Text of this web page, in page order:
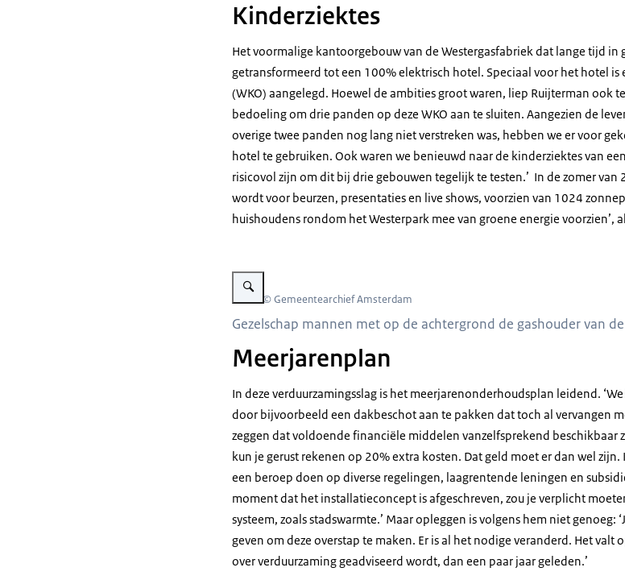
Kinderziektes
Het voormalige kantoorgebouw van de Westergasfabriek dat lange tijd in
getransformeerd tot een 100% elektrisch hotel. Speciaal voor het hotel
(WKO) aangelegd. Hoewel de ambities groot waren, liep Ruijterman ook
bedoeling om drie panden op deze WKO aan te sluiten. Aangezien de
overige twee panden nog lang niet verstreken was, hebben we er voor
hotel te gebruiken. Ook waren we benieuwd naar de kinderziektes van
risicovol zijn om dit bij drie gebouwen tegelijk te testen.’ In de zomer
wordt voor beurzen, presentaties en live shows, voorzien van 1024
huishoudens rondom het Westerpark mee van groene energie voorzien’,
Vergroot afbeelding Gezelschap mannen met op de achtergrond de gashouder van
Beeld: © Gemeentearchief Amsterdam
Gezelschap mannen met op de achtergrond de gashouder van
Meerjarenplan
In deze verduurzamingsslag is het meerjarenonderhoudsplan leidend.
door bijvoorbeeld een dakbeschot aan te pakken dat toch al vervangen
zeggen dat voldoende financiële middelen vanzelfsprekend beschikbaar
kun je gerust rekenen op 20% extra kosten. Dat geld moet er dan wel
een beroep doen op diverse regelingen, laagrentende leningen en
moment dat het installatieconcept is afgeschreven, zou je verplicht
systeem, zoals stadswarmte.’ Maar opleggen is volgens hem niet genoeg:
geven om deze overstap te maken. Er is al het nodige veranderd. Het
over verduurzaming geadviseerd wordt, dan een paar jaar geleden.’